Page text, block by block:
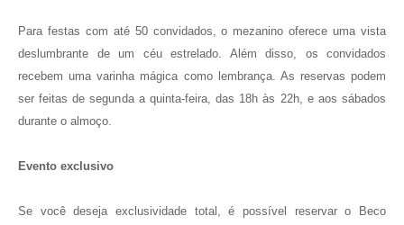
Para festas com até 50 convidados, o mezanino oferece uma vista
deslumbrante de um céu estrelado. Além disso, os convidados
recebem uma varinha mágica como lembrança. As reservas podem
ser feitas de segunda a quinta-feira, das 18h às 22h, e aos sábados
durante o almoço.
Evento exclusivo
Se você deseja exclusividade total, é possível reservar o Beco